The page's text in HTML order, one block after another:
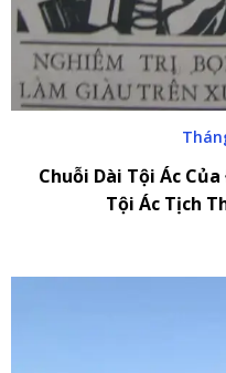
Chuỗi Dài Tội Ác
Tội Ác Tịch